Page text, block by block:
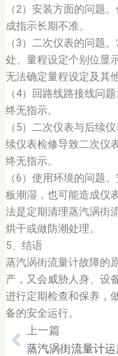
（2）安装方面的问题
成指示长期不准。
（3）二次仪表的问题
处、量程设定个别位显
无法确定量程设定及其
（4）回路线路接线问
终无指示。
（5）二次仪表与后续
续仪表检修导致二次仪
终无指示。
（6）使用环境的问题
板潮湿，也可能造成仪
法是定期清理蒸汽涡街
烘干或做防潮处理。
5、结语
蒸汽涡街流量计故障的
产，又会威胁人身、设
进行定期检查和保养，
备的安全运行。
Prev
上一篇